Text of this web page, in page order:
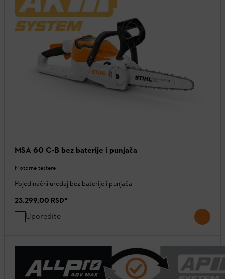
MSA 60 C-B bez baterije i punjača
Motorne testere
Pojedinačni uređaj bez baterije i punjača
23.299,00 RSD*
Uporedite